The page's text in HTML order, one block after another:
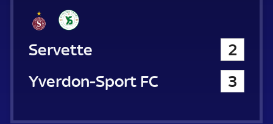
Servette
2
Yverdon-Sport FC
3